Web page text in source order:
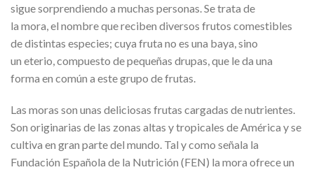
sigue sorprendiendo a muchas personas. Se trata de
la mora, el nombre que reciben diversos frutos comestibles
de distintas especies; cuya fruta no es una baya, sino
un eterio, compuesto de pequeñas drupas, que le da una
forma en común a este grupo de frutas.
Las moras son unas deliciosas frutas cargadas de nutrientes.
Son originarias de las zonas altas y tropicales de América y se
cultiva en gran parte del mundo. Tal y como señala la
Fundación Española de la Nutrición (FEN) la mora ofrece un